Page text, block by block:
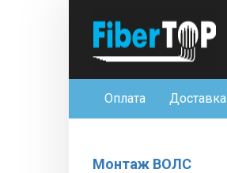
Оплата Доставка
Монтаж ВОЛС